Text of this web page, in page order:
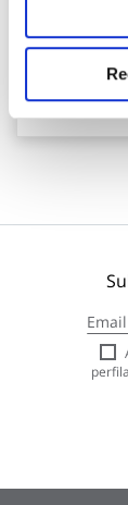
a
boletín
de